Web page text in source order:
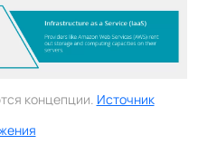
концепции. Источник